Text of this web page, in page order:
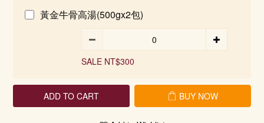
黃金牛骨高湯(500gx2包)
SALE NT$300
ADD TO CART BUY NOW